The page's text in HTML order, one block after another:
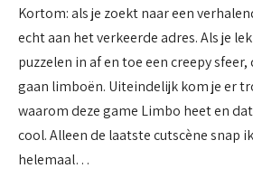
Kortom: als je zoekt naar een
echt aan het verkeerde adres. Als je
puzzelen in af en toe een creepy
gaan limboën. Uiteindelijk kom je er
waarom deze game Limbo heet en
cool. Alleen de laatste cutscène snap
helemaal…